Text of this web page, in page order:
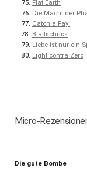
Flat Earth
Die Macht der
Catch a Fay!
Blattschuss
Liebe ist nur ein
Light contra Zero
Micro-
Die gute Bombe